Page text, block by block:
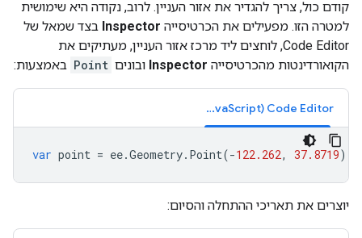
קודם כול, צריך להגדיר את אזור העניין. לרוב, נקודה היא שימושית
למטרה הזו. מפעילים את הכרטיסייה Inspector בצד שמאל של
Code Editor, לוחצים ליד מרכז אזור העניין, מעתיקים את
הקואורדינטות מהכרטיסייה Inspector ובונים Point באמצעות:
Code Editor‏ (JavaScript)
var point = ee.Geometry. Point(-122.262, 37.8719);
יוצרים את תאריכי ההתחלה והסיום: